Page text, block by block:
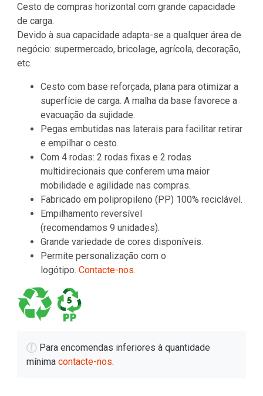
Cesto de compras horizontal com grande capacidade
de carga.
Devido à sua capacidade adapta-se a qualquer área de
negócio: supermercado, bricolage, agrícola, decoração,
etc.
Cesto com base reforçada, plana para otimizar a
superfície de carga. A malha da base favorece a
evacuação da sujidade.
Pegas embutidas nas laterais para facilitar retirar
e empilhar o cesto.
Com 4 rodas: 2 rodas fixas e 2 rodas
multidirecionais que conferem uma maior
mobilidade e agilidade nas compras.
Fabricado em polipropileno (PP) 100% reciclável.
Empilhamento reversível
(recomendamos 9 unidades).
Grande variedade de cores disponíveis.
Permite personalização com o
logótipo. Contacte-nos.
Para encomendas inferiores à quantidade
mínima contacte-nos.